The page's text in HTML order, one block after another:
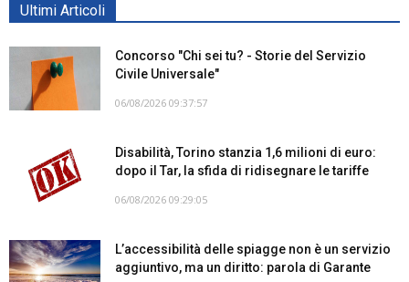
Ultimi Articoli
Concorso "Chi sei tu? - Storie del Servizio
Civile Universale"
06/08/2026 09:37:57
Disabilità, Torino stanzia 1,6 milioni di euro:
dopo il Tar, la sfida di ridisegnare le tariffe
06/08/2026 09:29:05
L’accessibilità delle spiagge non è un servizio
aggiuntivo, ma un diritto: parola di Garante